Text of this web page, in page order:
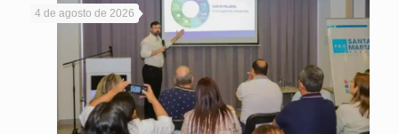
4 de agosto de 2026